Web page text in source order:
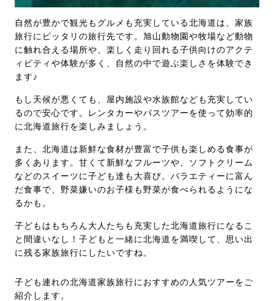
自然が豊かで観光もグルメも充実している北海道は、家族
旅行にピッタリの旅行先です。旭山動物園や牧場など動物
に触れ合える場所や、楽しく走り回れる子供向けのアクテ
ィビティや体験が多く、自然の中で遊ぶ楽しさを体験でき
ます♪
もし天候が悪くても、屋内施設や水族館なども充実してい
るので安心です。レンタカーやバスツアーを使って効率的
に北海道旅行を楽しみましょう。
また、北海道は新鮮な食材が豊富で子供も楽しめる食事が
多くあります。甘くて新鮮なフルーツや、ソフトクリーム
などのスイーツに子ども達も大喜び。バラエティーに富ん
だ食事で、野菜嫌いのお子様も野菜が食べられるようにな
るかも。
子どもはもちろん大人たちも充実した北海道旅行になるこ
と間違いなし！子どもと一緒に北海道を満喫して、思い出
に残る家族旅行にしたいですね。
子ども連れの北海道家族旅行におすすめの人気ツアーをご
紹介します。